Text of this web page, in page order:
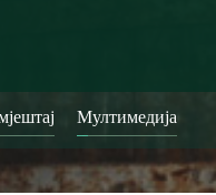
Мултимедија